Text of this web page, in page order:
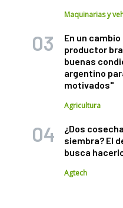
Maquinarias y
En un
productor
buenas
argentino
motivados"
Agricultura
¿Dos
siembra? El
busca
Agtech